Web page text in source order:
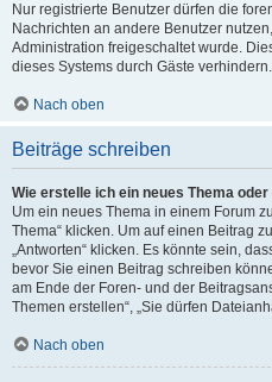
Nur registrierte Benutzer dürfen die
Nachrichten an andere Benutzer
Administration freigeschaltet wurde.
dieses Systems durch Gäste verhindern.
Nach oben
Beiträge schreiben
Wie erstelle ich ein neues Thema
Um ein neues Thema in einem Forum
Thema“ klicken. Um auf einen Beitrag
„Antworten“ klicken. Es könnte sein,
bevor Sie einen Beitrag schreiben
am Ende der Foren- und der
Themen erstellen“, „Sie dürfen
Nach oben